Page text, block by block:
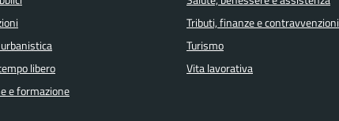
libero
e formazione
Tributi, finanze e contravvenzioni
Turismo
Vita lavorativa